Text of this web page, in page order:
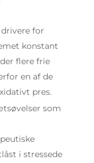
for
konstant
flere frie
en af de
pres.
som
i stressede